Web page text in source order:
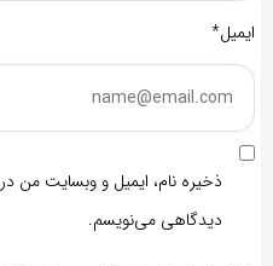
ایمیل*
ذخیره نام، ایمیل و وبسایت من در
دیدگاهی می‌نویسم.